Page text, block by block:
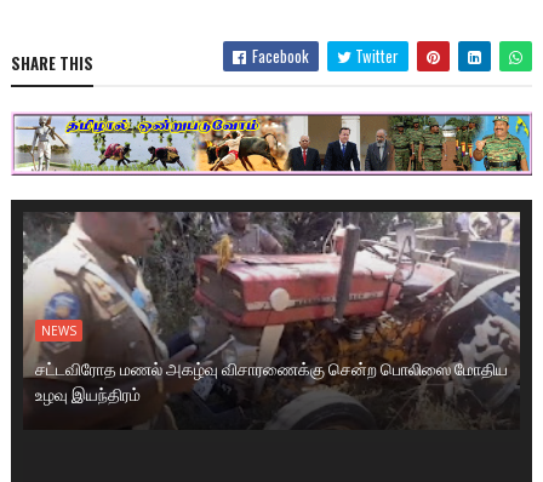
SHARE THIS Facebook Twitter
NEWS
சட்டவிரோத மணல் அகழ்வு விசாரணைக்கு சென்ற பொலிஸை மோதிய
உழவு இயந்திரம்